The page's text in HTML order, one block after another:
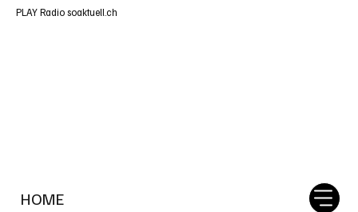
HOME
PLAY Radio soaktuell.ch